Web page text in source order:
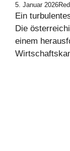
5. Januar 2026
Ein
Die
einem